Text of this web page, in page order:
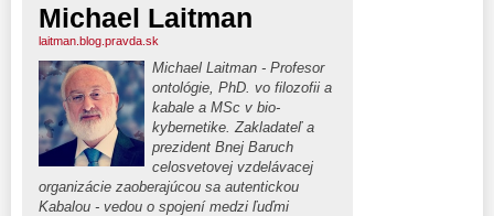
Michael Laitman
laitman.blog.pravda.sk
Michael Laitman - Profesor
ontológie, PhD. vo filozofii a
kabale a MSc v bio-
kybernetike. Zakladateľ a
prezident Bnej Baruch
celosvetovej vzdelávacej
organizácie zaoberajúcou sa autentickou
Kabalou - vedou o spojení medzi ľuďmi